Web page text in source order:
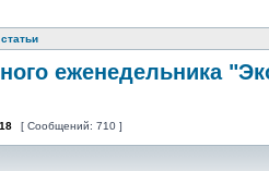
еженедельника
18 [ Сообщений: 710 ]